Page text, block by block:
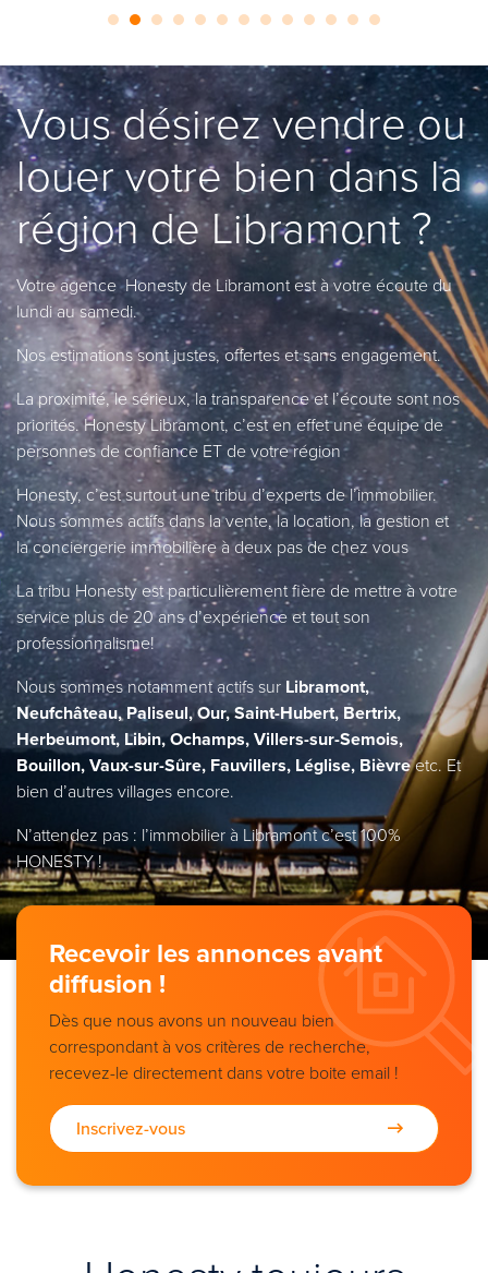
Vous désirez vendre ou
louer votre bien dans la
région de Libramont ?
Votre agence Honesty de Libramont est à votre écoute du
lundi au samedi.
Nos estimations sont justes, offertes et sans engagement.
La proximité, le sérieux, la transparence et l’écoute sont nos
priorités. Honesty Libramont, c’est en effet une équipe de
personnes de confiance ET de votre région
Honesty, c’est surtout une tribu d’experts de l’immobilier.
Nous sommes actifs dans la vente, la location, la gestion et
la conciergerie immobilière à deux pas de chez vous
La tribu Honesty est particulièrement fière de mettre à votre
service plus de 20 ans d’expérience et tout son
professionnalisme!
Nous sommes notamment actifs sur Libramont,
Neufchâteau, Paliseul, Our, Saint-Hubert, Bertrix,
Herbeumont, Libin, Ochamps, Villers-sur-Semois,
Bouillon, Vaux-sur-Sûre, Fauvillers, Léglise, Bièvreetc. Et
bien d’autres villages encore.
N’attendez pas : l’immobilier à Libramont c’est 100%
HONESTY !
Recevoir les annonces avant
diffusion !
Dès que nous avons un nouveau bien
correspondant à vos critères de recherche,
recevez-le directement dans votre boite email !
Inscrivez-vous